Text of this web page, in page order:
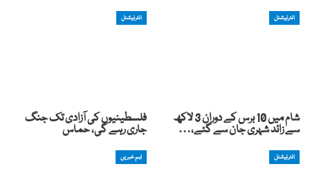
انٹرنیشنل
شام میں 10 برس کے دوران 3 لاکھ
سے زائد شہری جان سے گئے،…
انٹرنیشنل
فلسطینیوں کی آزادی تک جنگ
جاری رہے گی، حماس
انٹرنیشنل اہم خبریں